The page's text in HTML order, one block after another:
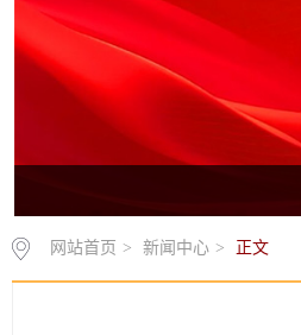
网站首页 > 新闻中心 > 正文